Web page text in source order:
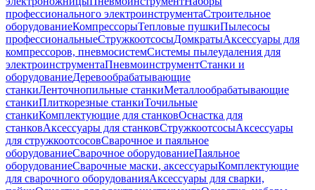
профессионального электроинструментаСтроительное
оборудованиеКомпрессорыТепловые пушкиПылесосы
профессиональныеСтружкоотсосыДомкратыАксессуары для
компрессоров, пневмосистемСистемы пылеудаления для
электроинструментаПневмоинструментСтанки и
оборудованиеДеревообрабатывающие
станкиЛенточнопильные станкиМеталлообрабатывающие
станкиПлиткорезные станкиТочильные
станкиКомплектующие для станковОснастка для
станковАксессуары для станковСтружкоотсосыАксессуары
для стружкоотсосовСварочное и паяльное
оборудованиеСварочное оборудованиеПаяльное
оборудованиеСварочные маски, аксессуарыКомплектующие
для сварочного оборудованияАксессуары для сварки,